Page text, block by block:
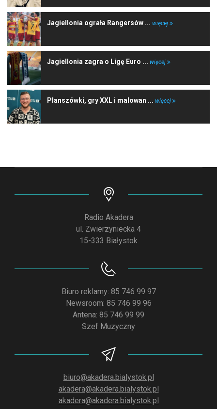
Jagiellonia ograła Rangersów ... więcej
Jagiellonia zagra o Ligę Euro ... więcej
Planszówki, gry XXL i malowan ... więcej
Radio Akadera
ul. Zwierzyniecka 4
15-333 Białystok
Biuro reklamy: 85 746 99 97
Newsroom: 85 746 99 96
Antena: 85 746 99 99
Szef Muzyczny
biuro@akadera.bialystok.pl
akadera@akadera.bialystok.pl
akadera@akadera.bialystok.pl